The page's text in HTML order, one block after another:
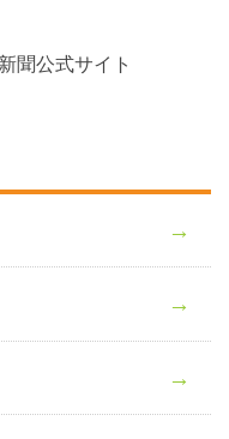
聞公式サイト